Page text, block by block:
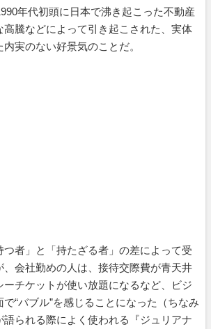
年代初頭に日本で沸き起こった不動産
高騰などによって引き起こされた、実体
実のない好景気のことだ。
者」と「持たざる者」の差によって受
、会社勤めの人は、接待交際費が青天井
ーチケットが使い放題になるなど、ビジ
“バブル”を感じることになった（ちなみ
語られる際によく使われる『ジュリアナ